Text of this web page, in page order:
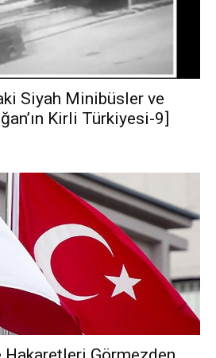
Siyah Minibüsler ve
Kirli Türkiyesi-9]